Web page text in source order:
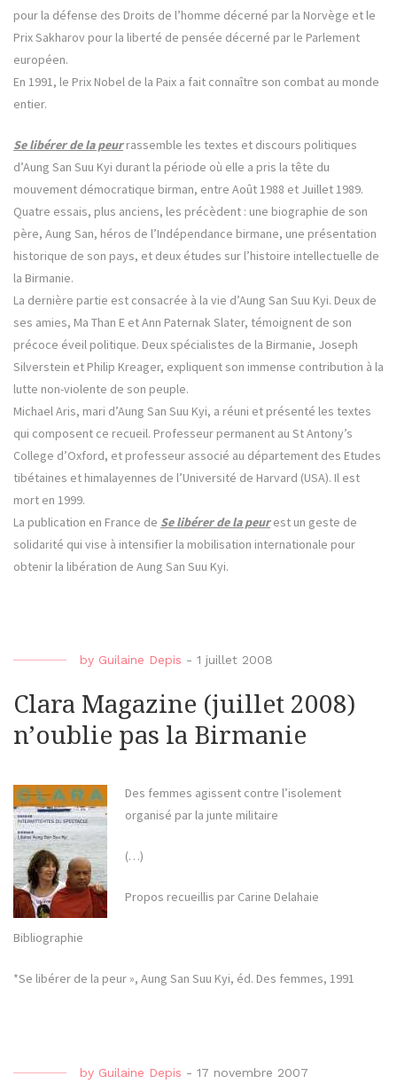
pour la défense des Droits de l’homme décerné par la Norvège et le
Prix Sakharov pour la liberté de pensée décerné par le Parlement
européen.
En 1991, le Prix Nobel de la Paix a fait connaître son combat au monde
entier.
Se libérer de la peurrassemble les textes et discours politiques
d’Aung San Suu Kyi durant la période où elle a pris la tête du
mouvement démocratique birman, entre Août 1988 et Juillet 1989.
Quatre essais, plus anciens, les précèdent : une biographie de son
père, Aung San, héros de l’Indépendance birmane, une présentation
historique de son pays, et deux études sur l’histoire intellectuelle de
la Birmanie.
La dernière partie est consacrée à la vie d’Aung San Suu Kyi. Deux de
ses amies, Ma Than E et Ann Paternak Slater, témoignent de son
précoce éveil politique. Deux spécialistes de la Birmanie, Joseph
Silverstein et Philip Kreager, expliquent son immense contribution à la
lutte non-violente de son peuple.
Michael Aris, mari d’Aung San Suu Kyi, a réuni et présenté les textes
qui composent ce recueil. Professeur permanent au St Antony’s
College d’Oxford, et professeur associé au département des Etudes
tibétaines et himalayennes de l’Université de Harvard (USA). Il est
mort en 1999.
La publication en France de Se libérer de la peurest un geste de
solidarité qui vise à intensifier la mobilisation internationale pour
obtenir la libération de Aung San Suu Kyi.
by Guilaine Depis - 1 juillet 2008
Clara Magazine (juillet 2008)
n’oublie pas la Birmanie
Des femmes agissent contre l’isolement
organisé par la junte militaire
(…)
Propos recueillis par Carine Delahaie
Bibliographie
*Se libérer de la peur », Aung San Suu Kyi, éd. Des femmes, 1991
by Guilaine Depis - 17 novembre 2007